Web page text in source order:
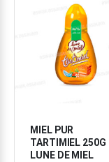
MIEL PUR
TARTIMIEL 250G
LUNE DE MIEL